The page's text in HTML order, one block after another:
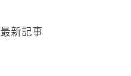
最新記事